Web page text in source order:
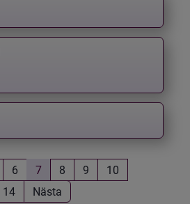
6 7 8 9
10
14 Nästa